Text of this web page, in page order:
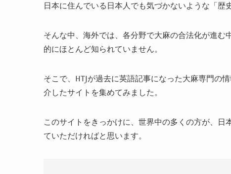
日本に住んでいる日本人でも気づかないような「歴
そんな中、海外では、各分野で大麻の合法化が進
的にほとんど知られていません。
そこで、 HTJが過去に英語記事になった大麻専門の
介したサイトを集めてみました。
このサイトをきっかけに、世界中の多くの方が、
ていただければと思います。